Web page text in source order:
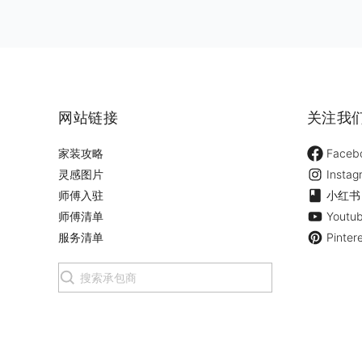
网站链接
家装攻略
灵感图片
师傅入驻
师傅清单
服务清单
关注我
小红书